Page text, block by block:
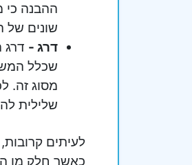
ההבנה כי
שונים
דרג -
שכלל
מסוג זה.
שלילית
לעיתים
כאשר חלק מן